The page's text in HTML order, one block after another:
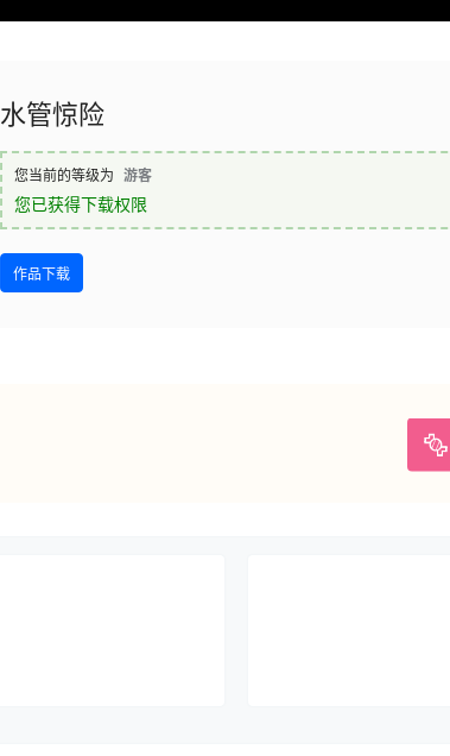
水管惊险
您当前的等级为 游客
您已获得下载权限
作品下载